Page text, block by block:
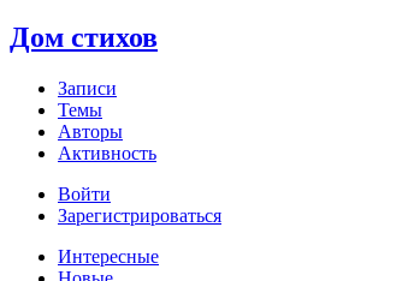
Дом стихов
Записи
Темы
Авторы
Активность
Войти
Зарегистрироваться
Интересные